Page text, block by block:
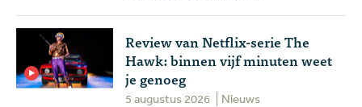
Review van Netflix-serie The
Hawk: binnen vijf minuten weet
je genoeg
5 augustus 2026 Nieuws